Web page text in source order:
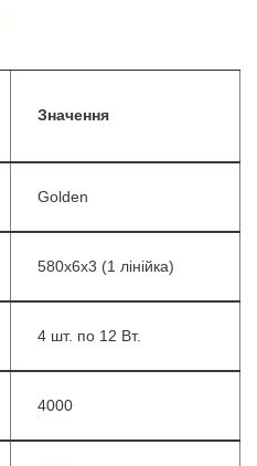
Значення
Golden
580х6х3 (1 лінійка)
4 шт. по 12 Вт.
4000